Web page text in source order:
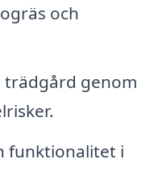
och
trädgård genom
funktionalitet i